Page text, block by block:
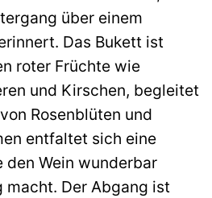
über einem
Das Bukett ist
roter Früchte wie
und Kirschen, begleitet
Rosenblüten und
entfaltet sich eine
den Wein wunderbar
Der Abgang ist